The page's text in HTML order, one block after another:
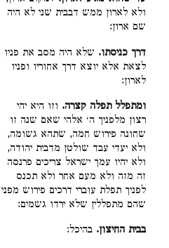
ולא לארון ממש דבבית שני לא היה
שם ארון:
דרך כניסתו. שלא היה מסב את פניו
לצאת אלא יוצא דרך אחוריו ופניו
לארון:
ומתפלל תפלה קצרה. וזו היא יהי
רצון מלפניך ה׳ אלהי שאם שנה זו
שחונה פירוש חמה, שתהא גשומה,
ולא יעדי עבד שולטן מדבית יהודה,
ולא יהיו עמך ישראל צריכים פרנסה
זה מזה ולא מעם אחר ולא תכנס
לפניך תפלת עוברי דרכים פירוש מפני
שהם מתפללין שלא ירדו גשמים:
בבית החיצון. בהיכל: